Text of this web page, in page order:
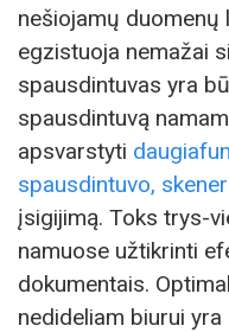
nešiojamų duomenų
egzistuoja nemažai
spausdintuvas yra
spausdintuvą
apsvarstyti
spausdintuvo,
įsigijimą. Toks trys-
namuose užtikrinti
dokumentais.
nedideliam biurui